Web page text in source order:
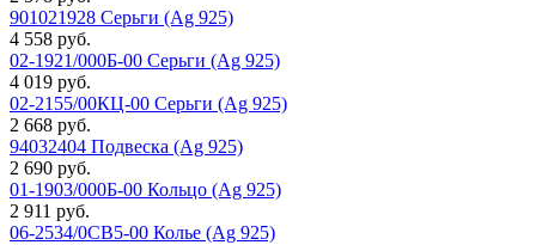
901021928 Серьги (Ag 925)
4 558 руб.
02-1921/000Б-00 Серьги (Ag 925)
4 019 руб.
02-2155/00КЦ-00 Серьги (Ag 925)
2 668 руб.
94032404 Подвеска (Ag 925)
2 690 руб.
01-1903/000Б-00 Кольцо (Ag 925)
2 911 руб.
06-2534/0СВ5-00 Колье (Ag 925)